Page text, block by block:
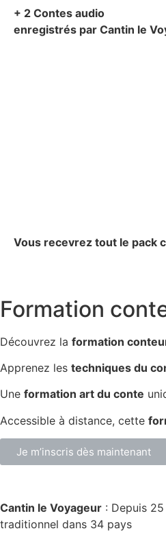
+ 2 Contes audio
enregistrés par Cantin le
Vous recevrez tout le pack
Formation
Découvrez la formation
Apprenez les techniques du
Une formation art du conte
Accessible à distance, cette
Je m’inscris dès maintenant
Cantin le Voyageur : Depuis
traditionnel dans 34 pays